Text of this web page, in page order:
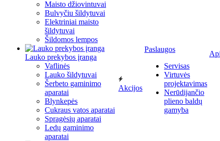
Maisto džiovintuvai
Bulvyčiu šildytuvai
Elektriniai maisto
šildytuvai
Šildomos lempos
Lauko prekybos įranga
Vaflinės
Lauko šildytuvai
Šerbeto gaminimo
aparatai
Blynkepės
Cukraus vatos aparatai
Spragėsių aparatai
Ledų gaminimo
aparatai
Akcijos
Paslaugos
Servisas
Virtuvės
projektavimas
Nerūdijančio
plieno baldų
gamyba